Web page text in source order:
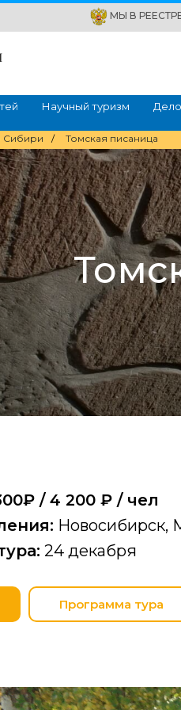
МЫ В
Научный туризм
Сибири / Томская писаница
/ 4 200 ₽ / чел
Новосибирск,
24 декабря
Программа тура